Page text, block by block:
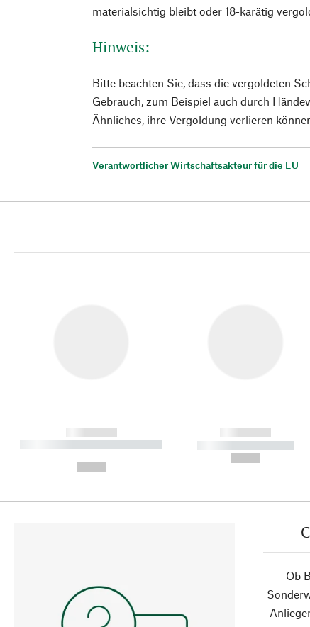
materialsichtig bleibt oder 18-karätig
Hinweis:
Bitte beachten Sie, dass die vergoldeten
Gebrauch, zum Beispiel auch durch
Ähnliches, ihre Vergoldung verlieren
Verantwortlicher Wirtschaftsakteur für die EU
------------
----------- ----------- ----------
------------
----------- -----------
Ob